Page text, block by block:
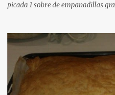
picada 1 sobre de empanadillas
virgen para untar la bandeja de
horno a 200ºC .Picamos la
grande con el aceite de oliva
continuación agregamos la nata y
pequeños. Removemos bien y